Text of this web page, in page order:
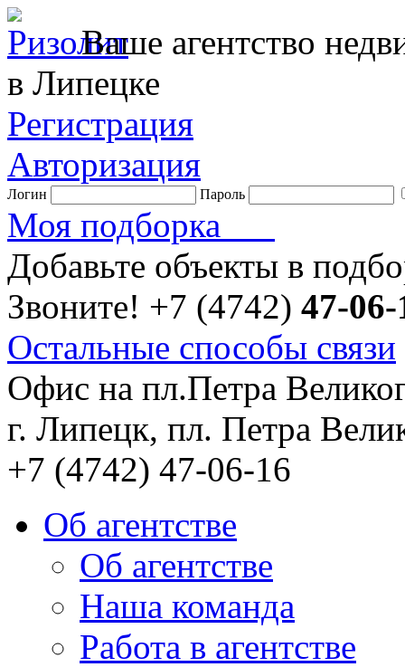
Ваше агентство
в Липецке
Регистрация
Авторизация
Логин Пароль
Моя подборка
Добавьте объекты в
Звоните! +7 (4742) 47-06-
Остальные способы связи
Офис на пл.Петра
г. Липецк, пл. Петра
+7 (4742) 47-06-16
Об агентстве
Об агентстве
Наша команда
Работа в агентстве